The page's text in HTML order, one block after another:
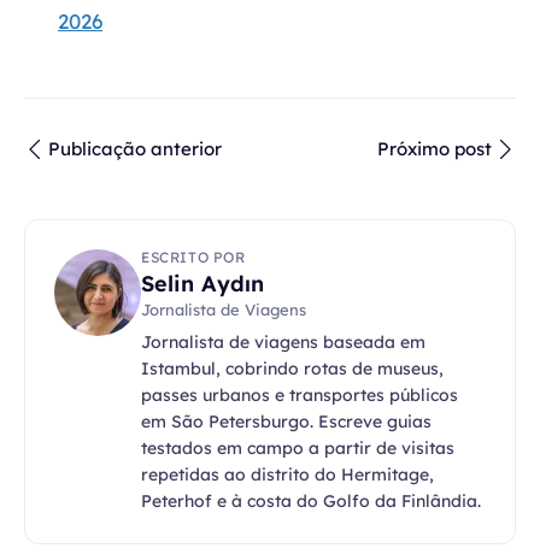
2026
Publicação anterior Próximo post
ESCRITO POR
Selin Aydın
Jornalista de Viagens
Jornalista de viagens baseada em
Istambul, cobrindo rotas de museus,
passes urbanos e transportes públicos
em São Petersburgo. Escreve guias
testados em campo a partir de visitas
repetidas ao distrito do Hermitage,
Peterhof e à costa do Golfo da Finlândia.